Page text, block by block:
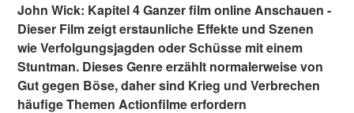
John Wick: Kapitel 4 Ganzer film online Anschauen -
Dieser Film zeigt erstaunliche Effekte und Szenen
wie Verfolgungsjagden oder Schüsse mit einem
Stuntman. Dieses Genre erzählt normalerweise von
Gut gegen Böse, daher sind Krieg und Verbrechen
häufige Themen Actionfilme erfordern